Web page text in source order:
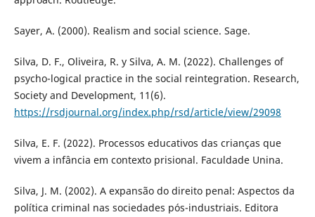
Sayer, A. (2000). Realism and social science. Sage.
Silva, D. F., Oliveira, R. y Silva, A. M. (2022). Challenges of
psycho-logical practice in the social reintegration. Research,
Society and Development, 11(6).
https://rsdjournal.org/index.php/rsd/article/view/29098
Silva, E. F. (2022). Processos educativos das crianças que
vivem a infância em contexto prisional. Faculdade Unina.
Silva, J. M. (2002). A expansão do direito penal: Aspectos da
política criminal nas sociedades pós-industriais. Editora